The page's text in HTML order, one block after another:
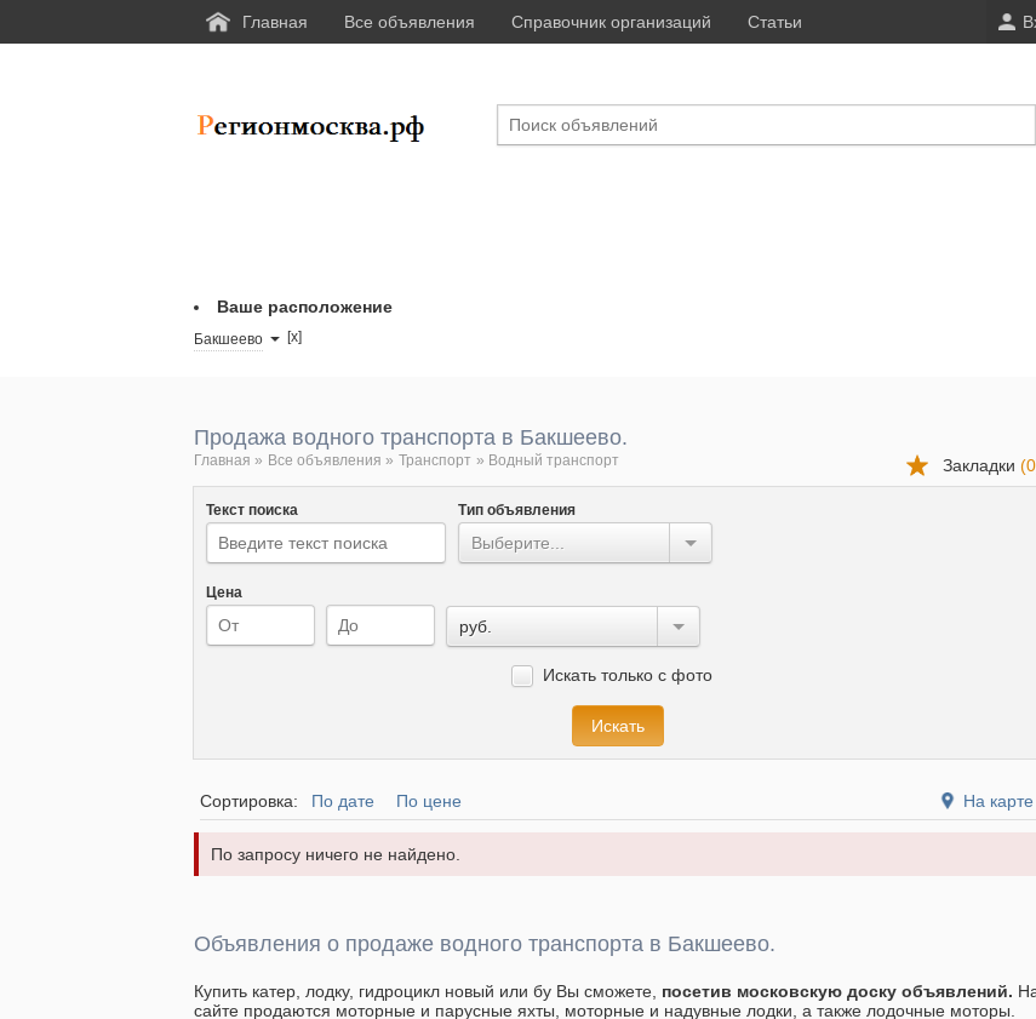
Главная Все объявления Справочник организаций Статьи
Ваше расположение
Бакшеево [x]
Продажа водного транспорта в Бакшеево.
Закладки (0
Главная » Все объявления » Транспорт » Водный транспорт
Текст поиска Тип объявления
Выберите...
Цена
руб.
Искать только с фото
Сортировка: По дате По цене На карте
По запросу ничего не найдено.
Объявления о продаже водного транспорта в Бакшеево.
Купить катер, лодку, гидроцикл новый или бу Вы сможете, посетив московскую доску объявлений.
сайте продаются моторные и парусные яхты, моторные и надувные лодки, а также лодочные моторы.